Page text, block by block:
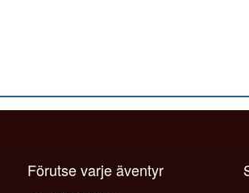
Förutse varje äventyr